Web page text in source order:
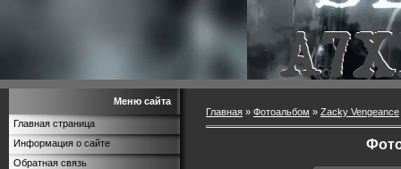
Меню сайта
Главная страница
Информация о сайте
Обратная связь
Главная » Фотоальбом » Zacky Vengeance